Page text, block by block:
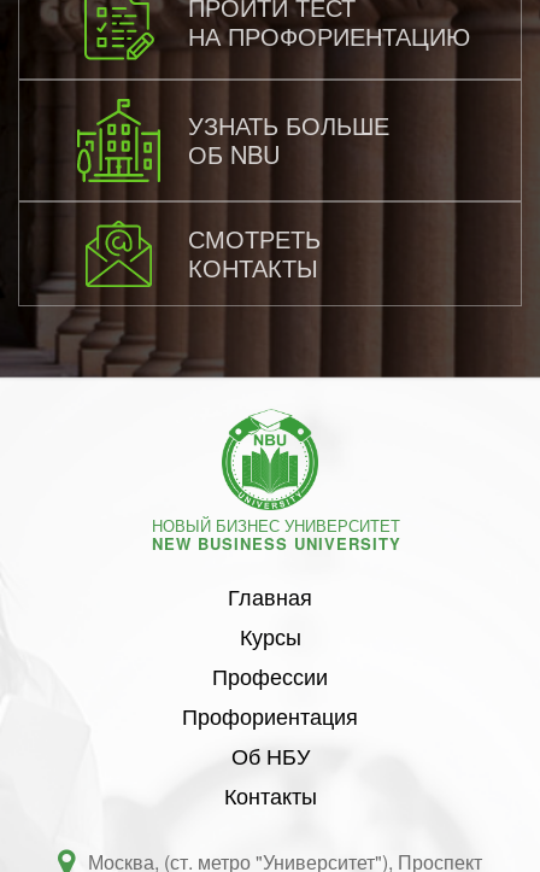
НА ПРОФОРИЕНТАЦИЮ
УЗНАТЬ БОЛЬШЕ
ОБ NBU
СМОТРЕТЬ
КОНТАКТЫ
НОВЫЙ БИЗНЕС УНИВЕРСИТЕТ
NEW BUSINESS UNIVERSITY
Главная
Курсы
Профессии
Профориентация
Об НБУ
Контакты
Москва, (ст. метро "Университет"), Проспект